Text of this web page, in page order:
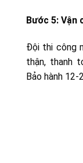
Bước 5: Vận
Đội thi công
thận, thanh
Bảo hành